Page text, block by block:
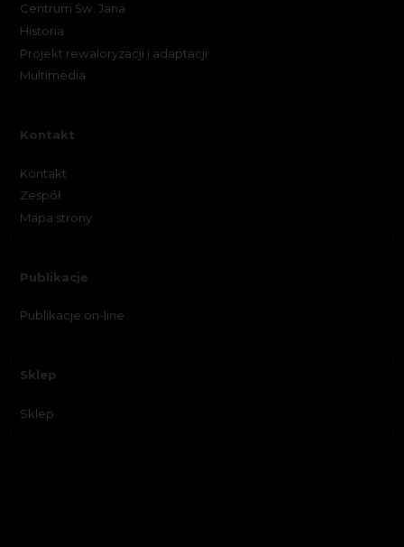
Centrum Św. Jana
Historia
Projekt rewaloryzacji i adaptacji
Multimedia
Kontakt
Kontakt
Zespół
Mapa strony
Publikacje
Publikacje on-line
Sklep
Sklep